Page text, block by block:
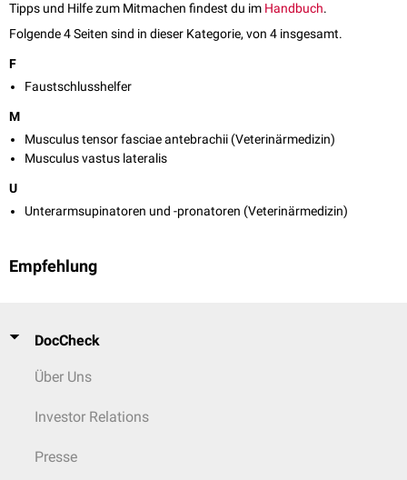
Tipps und Hilfe zum Mitmachen findest du im Handbuch.
Folgende 4 Seiten sind in dieser Kategorie, von 4 insgesamt.
F
Faustschlusshelfer
M
Musculus tensor fasciae antebrachii (Veterinärmedizin)
Musculus vastus lateralis
U
Unterarmsupinatoren und -pronatoren (Veterinärmedizin)
Empfehlung
DocCheck
Über Uns
Investor Relations
Presse